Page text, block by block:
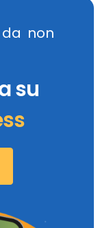
da non
su